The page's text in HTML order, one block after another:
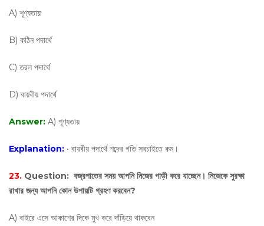
A) শূণ্যতায়
B) কঠিন পদার্থে
C) তরল পদার্থে
D) বায়বীয় পদার্থে
Answer: A) শূণ্যতায়
Explanation: • বায়বীয় পদার্থে শব্দের গতি সবচাইতে কম।
23. Question: বজ্রপাতের সময় আপনি নিজের গাড়ী করে যাচ্ছেন। নিজেকে সুরক্ষা
রাখার জন্য আপনি কোন উপায়টি গ্রহণ করবেন?
A) বাইরে এসে আকাশের দিকে মুখ করে দাঁড়িয়ে থাকবেন